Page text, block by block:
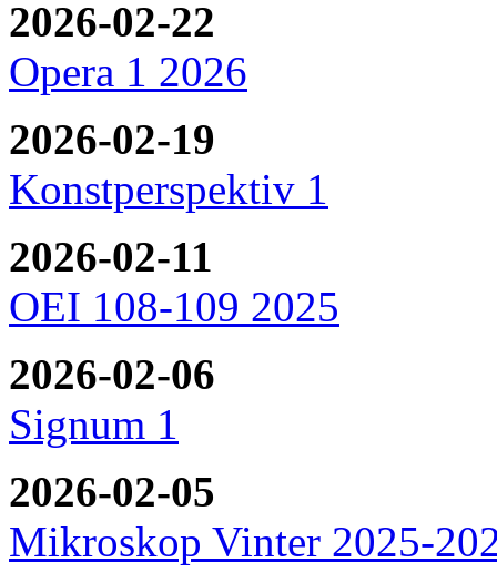
2026-02-22
Opera 1 2026
2026-02-19
Konstperspektiv 1
2026-02-11
OEI 108-109 2025
2026-02-06
Signum 1
2026-02-05
Mikroskop Vinter 2025-